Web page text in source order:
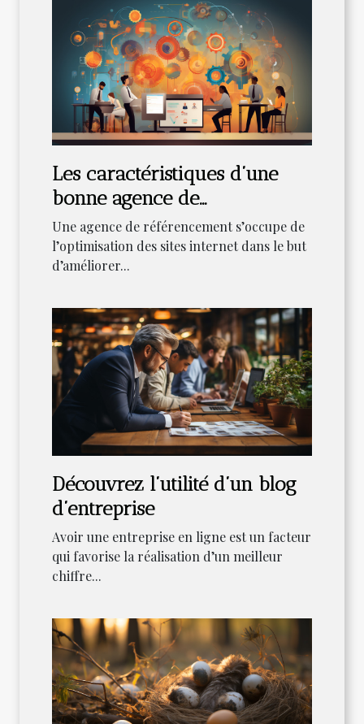
Les caractéristiques d’une
bonne agence de
référencement
Une agence de référencement s’occupe de
l’optimisation des sites internet dans le but
d’améliorer...
Découvrez l’utilité d’un blog
d’entreprise
Avoir une entreprise en ligne est un facteur
qui favorise la réalisation d’un meilleur
chiffre...